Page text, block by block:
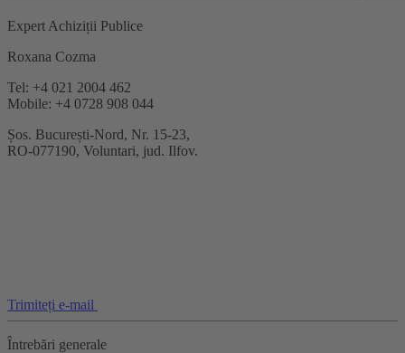
Expert Achiziții Publice
Roxana Cozma
Tel: +4 021 2004 462
Mobile: +4 0728 908 044
Șos. București-Nord, Nr. 15-23,
RO-077190, Voluntari, jud. Ilfov.
Trimiteți e-mail
Întrebări generale